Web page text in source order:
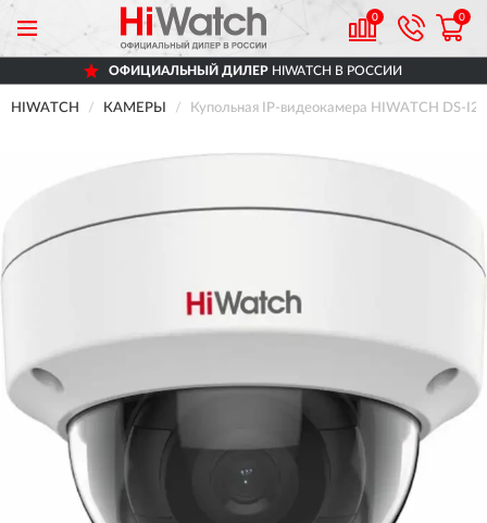
0 0
ОФИЦИАЛЬНЫЙ ДИЛЕРHIWATCH В РОССИИ
HIWATCH КАМЕРЫ Купольная IP-видеокамера HIWATCH DS-